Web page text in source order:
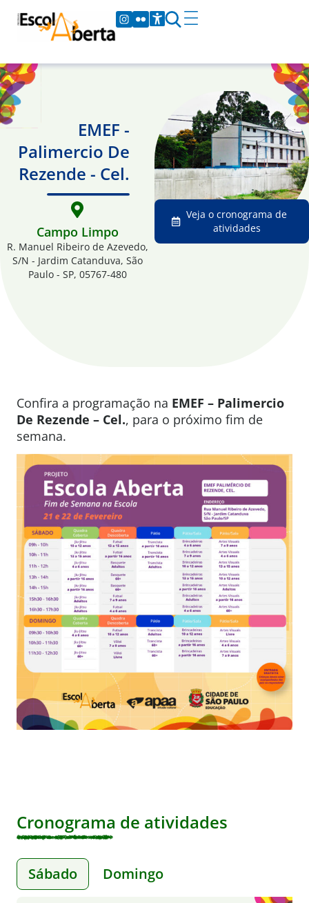
EMEF -
Palimercio De
Rezende - Cel.
Campo Limpo
R. Manuel Ribeiro de Azevedo,
S/N - Jardim Catanduva, São
Paulo - SP, 05767-480
Veja o cronograma de
atividades
Confira a programação na EMEF – Palimercio
De Rezende – Cel., para o próximo fim de
semana.
Cronograma de atividades
Sábado Domingo